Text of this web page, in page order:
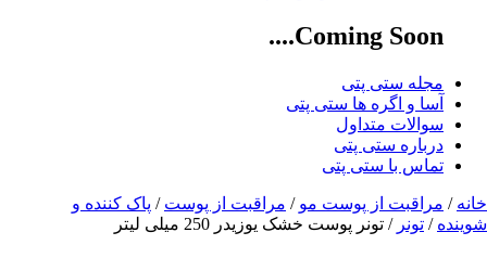
Coming Soon....
مجله ستی پتی
آسا و اگره ها ستی پتی
سوالات متداول
درباره ستی پتی
تماس با ستی پتی
خانه / مراقبت از پوست مو / مراقبت از پوست / پاک کننده و
شوینده / تونر / تونر پوست خشک یوزیدر 250 میلی لیتر